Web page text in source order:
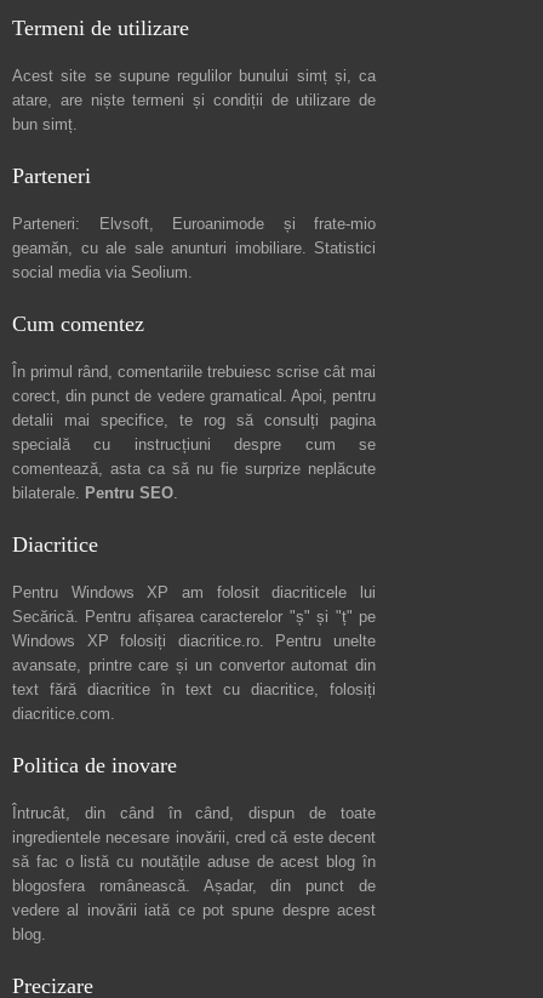
Termeni de utilizare
Acest site se supune regulilor bunului simț și, ca
atare, are niștetermeni și condiții de utilizare de
bun simț.
Parteneri
Parteneri: Elvsoft, Euroanimode și frate-mio
geamăn, cu ale sale anunturi imobiliare. Statistici
social media via Seolium.
Cum comentez
În primul rând, comentariile trebuiesc scrise cât mai
corect, din punct de vedere gramatical. Apoi, pentru
detalii mai specifice, te rog să consulți pagina
specială cu instrucțiuni despre cum se
comentează, asta ca să nu fie surprize neplăcute
bilaterale. Pentru SEO.
Diacritice
Pentru Windows XP am folosit diacriticele lui
Secărică. Pentru afișarea caracterelor "ș" și "ț" pe
Windows XP folosiți diacritice.ro. Pentru unelte
avansate, printre care și un convertor automat din
text fără diacritice în text cu diacritice, folosiți
diacritice.com.
Politica de inovare
Întrucât, din când în când, dispun de toate
ingredientele necesare inovării, cred că este decent
să fac o listă cu noutățile aduse de acest blog în
blogosfera românească. Așadar, din punct de
vedere al inovării iată ce pot spune despre acest
blog.
Precizare